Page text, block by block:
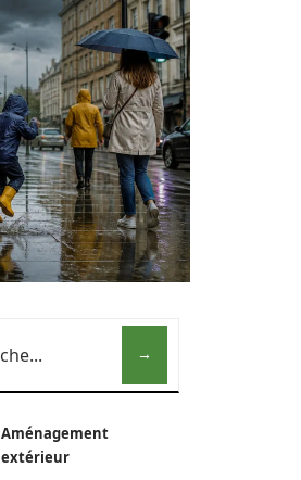
Aménagement
extérieur